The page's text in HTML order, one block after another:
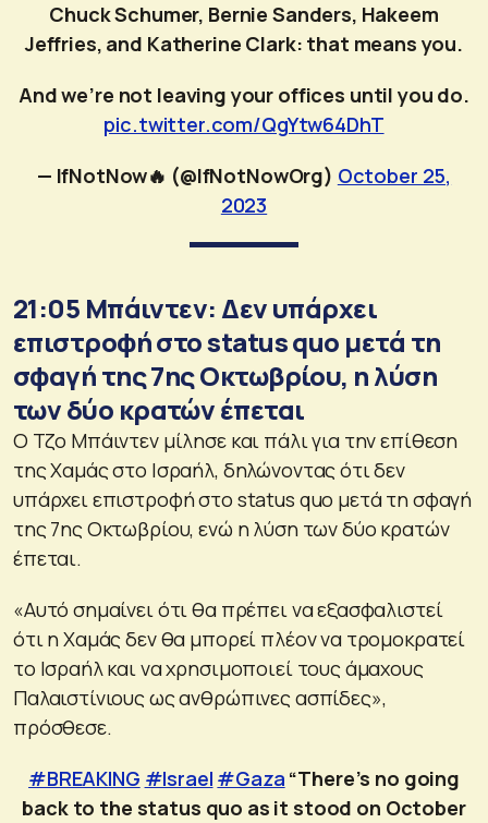
Chuck Schumer, Bernie Sanders, Hakeem
Jeffries, and Katherine Clark: that means you.
And we’re not leaving your offices until you do.
pic.twitter.com/QgYtw64DhT
— IfNotNow🔥 (@IfNotNowOrg) October 25,
2023
21:05 Μπάιντεν: Δεν υπάρχει
επιστροφή στο status quo μετά τη
σφαγή της 7ης Οκτωβρίου, η λύση
των δύο κρατών έπεται
Ο Τζο Μπάιντεν μίλησε και πάλι για την επίθεση
της Χαμάς στο Ισραήλ, δηλώνοντας ότι δεν
υπάρχει επιστροφή στο status quo μετά τη σφαγή
της 7ης Οκτωβρίου, ενώ η λύση των δύο κρατών
έπεται.
«Αυτό σημαίνει ότι θα πρέπει να εξασφαλιστεί
ότι η Χαμάς δεν θα μπορεί πλέον να τρομοκρατεί
το Ισραήλ και να χρησιμοποιεί τους άμαχους
Παλαιστίνιους ως ανθρώπινες ασπίδες»,
πρόσθεσε.
#BREAKING #Israel #Gaza “There’s no going
back to the status quo as it stood on October